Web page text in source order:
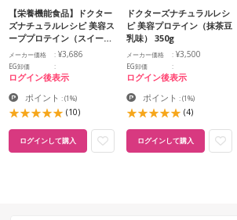
【栄養機能食品】ドクター
ズナチュラルレシピ 美容ス
ーププロテイン（スイー…
メーカー価格 ¥3,686
EG卸価
ログイン後表示
ポイント :(1%)
(10)
ログインして購入
ドクターズナチュラルレシ
ピ 美容プロテイン（抹茶豆
乳味） 350g
メーカー価格 ¥3,500
EG卸価
ログイン後表示
ポイント :(1%)
(4)
ログインして購入